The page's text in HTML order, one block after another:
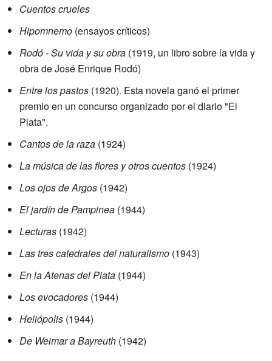
Cuentos crueles
Hipomnemo (ensayos críticos)
Rodó - Su vida y su obra (1919, un libro sobre la vida y
obra de José Enrique Rodó)
Entre los pastos (1920). Esta novela ganó el primer
premio en un concurso organizado por el diario "El
Plata".
Cantos de la raza (1924)
La música de las flores y otros cuentos (1924)
Los ojos de Argos (1942)
El jardín de Pampinea (1944)
Lecturas (1942)
Las tres catedrales del naturalismo (1943)
En la Atenas del Plata (1944)
Los evocadores (1944)
Heliópolis (1944)
De Weimar a Bayreuth (1942)